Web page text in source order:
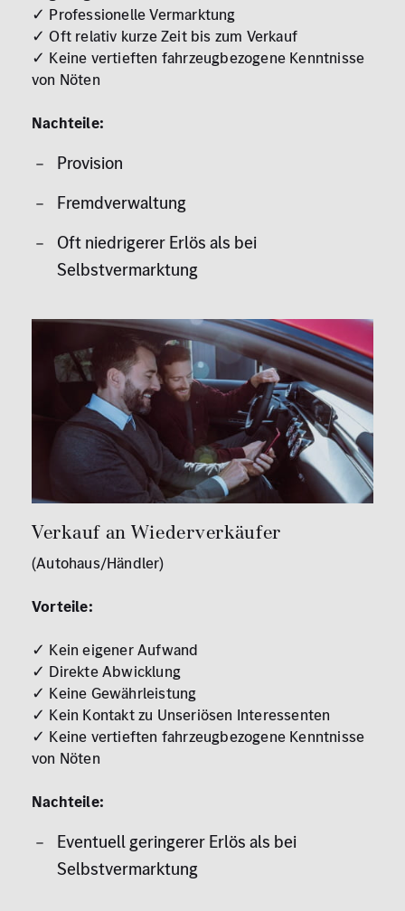
✓ Professionelle Vermarktung
✓ Oft relativ kurze Zeit bis zum Verkauf
✓ Keine vertieften fahrzeugbezogene Kenntnisse
von Nöten
Nachteile:
Provision
Fremdverwaltung
Oft niedrigerer Erlös als bei
Selbstvermarktung
Verkauf an Wiederverkäufer
(Autohaus/Händler)
Vorteile:
✓ Kein eigener Aufwand
✓ Direkte Abwicklung
✓ Keine Gewährleistung
✓ Kein Kontakt zu Unseriösen Interessenten
✓ Keine vertieften fahrzeugbezogene Kenntnisse
von Nöten
Nachteile:
Eventuell geringerer Erlös als bei
Selbstvermarktung